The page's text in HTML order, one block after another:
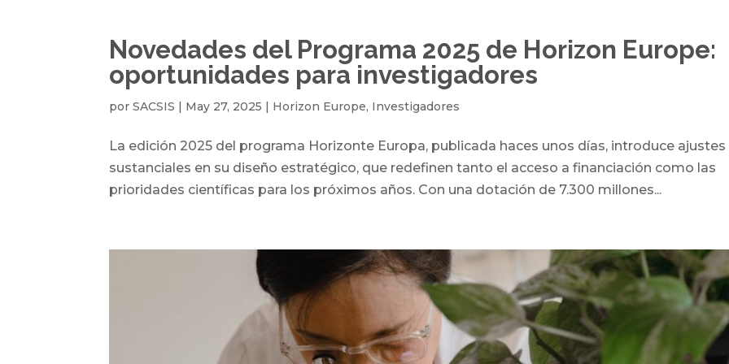
Novedades del Programa 2025 de Horizon Europe:
oportunidades para investigadores
porSACSIS | May 27, 2025 | Horizon Europe, Investigadores
La edición 2025 del programa Horizonte Europa, publicada haces unos días, introduce ajustes
sustanciales en su diseño estratégico, que redefinen tanto el acceso a financiación como las
prioridades científicas para los próximos años. Con una dotación de 7.300 millones...